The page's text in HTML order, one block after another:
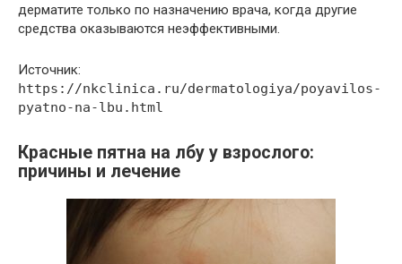
дерматите только по назначению врача, когда другие
средства оказываются неэффективными.
Источник:
https://nkclinica.ru/dermatologiya/poyavilos-
pyatno-na-lbu.html
Красные пятна на лбу у взрослого:
причины и лечение